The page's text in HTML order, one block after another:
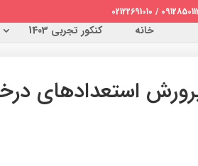
خانه کنکور تجربی 1403
استعدادهای